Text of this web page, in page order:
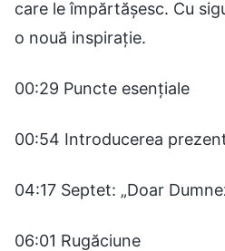
care le împărtășesc. Cu
o nouă inspirație.
00:29 Puncte esențiale
00:54 Introducerea
04:17 Septet: „Doar
06:01 Rugăciune